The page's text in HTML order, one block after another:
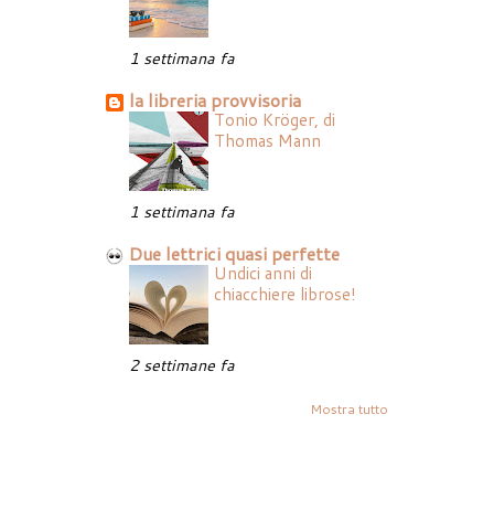
1 settimana fa
la libreria provvisoria
Tonio Kröger, di
Thomas Mann
1 settimana fa
Due lettrici quasi perfette
Undici anni di
chiacchiere librose!
2 settimane fa
Mostra tutto